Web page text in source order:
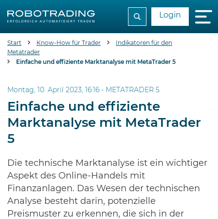
Login
Start Know-How für Trader
Indikatoren für den
Metatrader
Einfache und effiziente Marktanalyse mit MetaTrader 5
Montag, 10. April 2023, 16:16 - METATRADER 5
Einfache und effiziente
Marktanalyse mit MetaTrader
5
Die technische Marktanalyse ist ein wichtiger
Aspekt des Online-Handels mit
Finanzanlagen. Das Wesen der technischen
Analyse besteht darin, potenzielle
Preismuster zu erkennen, die sich in der